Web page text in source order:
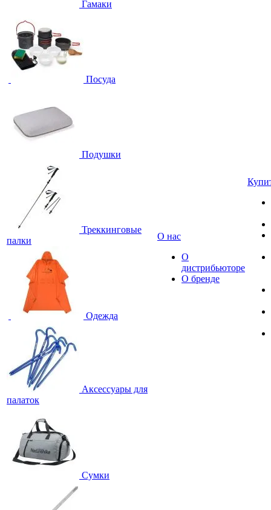
Гамаки
Посуда
Подушки
Треккинговые
палки
Одежда
Аксессуары для
палаток
Сумки
О нас
О
дистрибьюторе
О бренде